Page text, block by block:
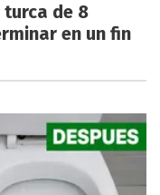
turca de 8
en un fin